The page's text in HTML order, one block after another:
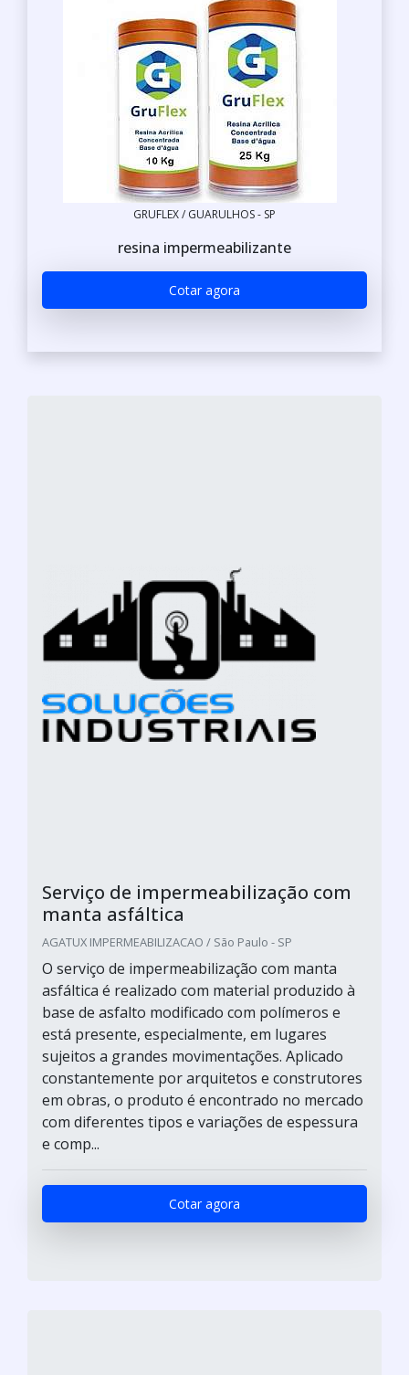
GRUFLEX / GUARULHOS - SP
resina impermeabilizante
Cotar agora
Serviço de impermeabilização com
manta asfáltica
AGATUX IMPERMEABILIZACAO / São Paulo - SP
O serviço de impermeabilização com manta
asfáltica é realizado com material produzido à
base de asfalto modificado com polímeros e
está presente, especialmente, em lugares
sujeitos a grandes movimentações. Aplicado
constantemente por arquitetos e construtores
em obras, o produto é encontrado no mercado
com diferentes tipos e variações de espessura
e comp...
Cotar agora